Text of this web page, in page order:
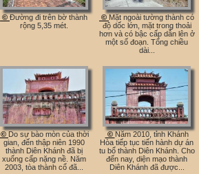
© Đường đi trên bờ thành
rộng 5,35 mét.
© Mặt ngoài tường thành có
độ dốc lớn, mặt trong thoải
hơn và có bậc cấp dẫn lên ở
một số đoạn. Tổng chiều
dài...
© Do sự bào mòn của thời
gian, đến thập niên 1990
thành Diên Khánh đã bị
xuống cấp nặng nề. Năm
2003, tòa thành cổ đã...
© Năm 2010, tỉnh Khánh
Hòa tiếp tục tiến hành dự án
tu bổ thành Diên Khánh. Cho
đến nay, diện mạo thành
Diên Khánh đã được...